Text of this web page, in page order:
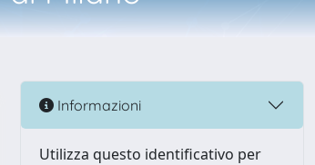
Informazioni
Utilizza questo identificativo per